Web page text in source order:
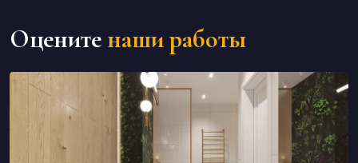
Оцените наши работы